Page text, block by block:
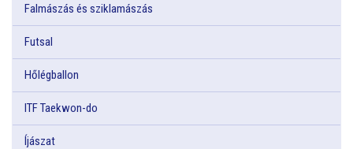
Falmászás és sziklamászás
Futsal
Hőlégballon
ITF Taekwon-do
Íjászat